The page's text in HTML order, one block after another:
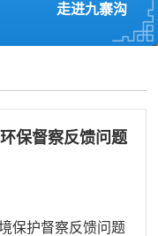
走进九寨沟
保督察反馈问题
保护督察反馈问题